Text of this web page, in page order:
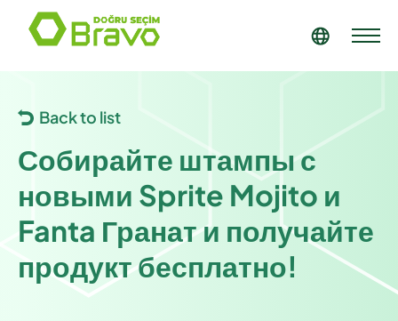
Back to list
Собирайте штампы с
новыми Sprite Mojito и
Fanta Гранат и получайте
продукт бесплатно!